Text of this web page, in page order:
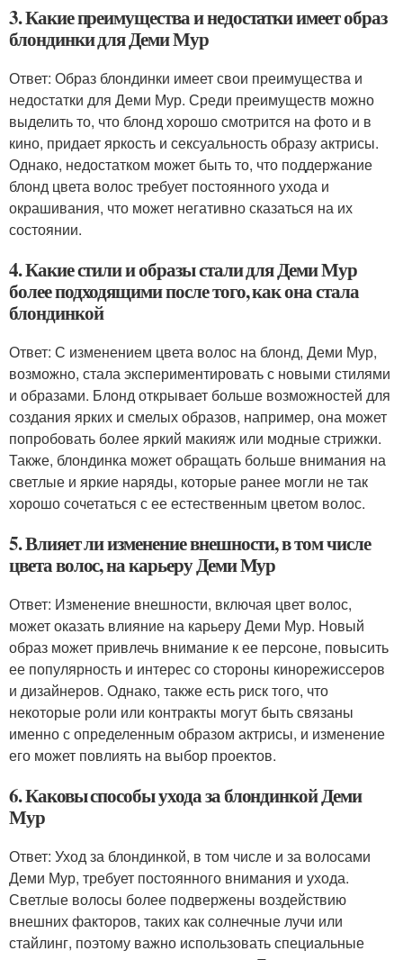
3. Какие преимущества и недостатки имеет образ
блондинки для Деми Мур
Ответ: Образ блондинки имеет свои преимущества и
недостатки для Деми Мур. Среди преимуществ можно
выделить то, что блонд хорошо смотрится на фото и в
кино, придает яркость и сексуальность образу актрисы.
Однако, недостатком может быть то, что поддержание
блонд цвета волос требует постоянного ухода и
окрашивания, что может негативно сказаться на их
состоянии.
4. Какие стили и образы стали для Деми Мур
более подходящими после того, как она стала
блондинкой
Ответ: С изменением цвета волос на блонд, Деми Мур,
возможно, стала экспериментировать с новыми стилями
и образами. Блонд открывает больше возможностей для
создания ярких и смелых образов, например, она может
попробовать более яркий макияж или модные стрижки.
Также, блондинка может обращать больше внимания на
светлые и яркие наряды, которые ранее могли не так
хорошо сочетаться с ее естественным цветом волос.
5. Влияет ли изменение внешности, в том числе
цвета волос, на карьеру Деми Мур
Ответ: Изменение внешности, включая цвет волос,
может оказать влияние на карьеру Деми Мур. Новый
образ может привлечь внимание к ее персоне, повысить
ее популярность и интерес со стороны кинорежиссеров
и дизайнеров. Однако, также есть риск того, что
некоторые роли или контракты могут быть связаны
именно с определенным образом актрисы, и изменение
его может повлиять на выбор проектов.
6. Каковы способы ухода за блондинкой Деми
Мур
Ответ: Уход за блондинкой, в том числе и за волосами
Деми Мур, требует постоянного внимания и ухода.
Светлые волосы более подвержены воздействию
внешних факторов, таких как солнечные лучи или
стайлинг, поэтому важно использовать специальные